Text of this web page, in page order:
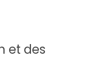
et des